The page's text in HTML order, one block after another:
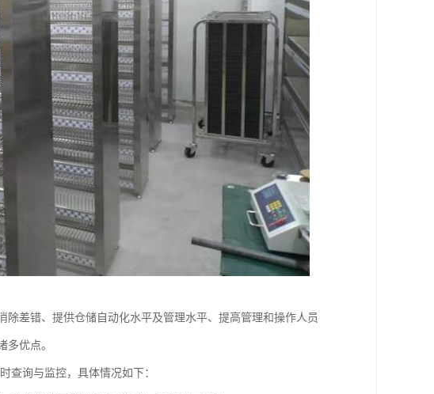
差错、提供仓储自动化水平及管理水平、提高管理和操作人员
优点。
查询与监控，具体情况如下：